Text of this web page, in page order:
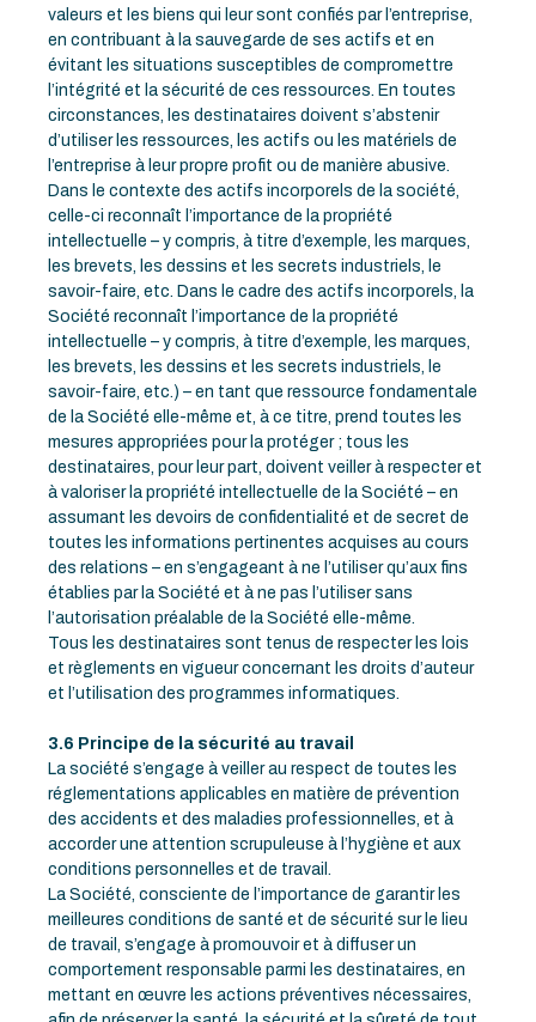
valeurs et les biens qui leur sont confiés par l’entreprise,
en contribuant à la sauvegarde de ses actifs et en
évitant les situations susceptibles de compromettre
l’intégrité et la sécurité de ces ressources. En toutes
circonstances, les destinataires doivent s’abstenir
d’utiliser les ressources, les actifs ou les matériels de
l’entreprise à leur propre profit ou de manière abusive.
Dans le contexte des actifs incorporels de la société,
celle-ci reconnaît l’importance de la propriété
intellectuelle – y compris, à titre d’exemple, les marques,
les brevets, les dessins et les secrets industriels, le
savoir-faire, etc. Dans le cadre des actifs incorporels, la
Société reconnaît l’importance de la propriété
intellectuelle – y compris, à titre d’exemple, les marques,
les brevets, les dessins et les secrets industriels, le
savoir-faire, etc.) – en tant que ressource fondamentale
de la Société elle-même et, à ce titre, prend toutes les
mesures appropriées pour la protéger ; tous les
destinataires, pour leur part, doivent veiller à respecter et
à valoriser la propriété intellectuelle de la Société – en
assumant les devoirs de confidentialité et de secret de
toutes les informations pertinentes acquises au cours
des relations – en s’engageant à ne l’utiliser qu’aux fins
établies par la Société et à ne pas l’utiliser sans
l’autorisation préalable de la Société elle-même.
Tous les destinataires sont tenus de respecter les lois
et règlements en vigueur concernant les droits d’auteur
et l’utilisation des programmes informatiques.
3.6 Principe de la sécurité au travail
La société s’engage à veiller au respect de toutes les
réglementations applicables en matière de prévention
des accidents et des maladies professionnelles, et à
accorder une attention scrupuleuse à l’hygiène et aux
conditions personnelles et de travail.
La Société, consciente de l’importance de garantir les
meilleures conditions de santé et de sécurité sur le lieu
de travail, s’engage à promouvoir et à diffuser un
comportement responsable parmi les destinataires, en
mettant en œuvre les actions préventives nécessaires,